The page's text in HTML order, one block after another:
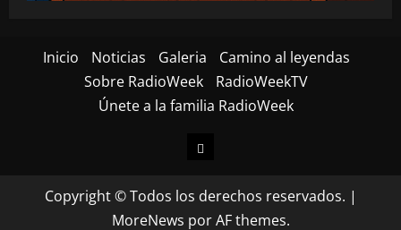
Inicio Noticias Galeria
Camino al leyendas
Sobre RadioWeek
RadioWeekTV
Únete a la familia RadioWeek
Inicio
Copyright © Todos los derechos reservados. |
MoreNews por AF themes.